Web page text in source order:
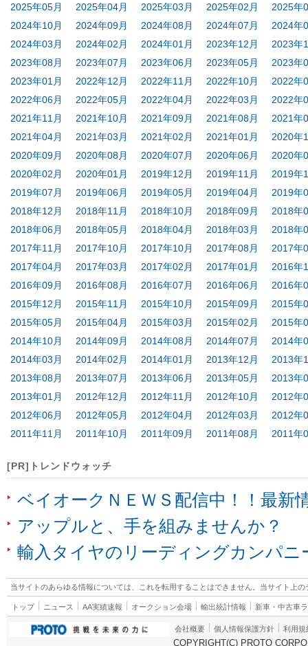
2025年05月
2025年04月 2025年03月 2025年02月
2025年
2024年10月
2024年09月 2024年08月 2024年07月
2024年
2024年03月
2024年02月 2024年01月 2023年12月
2023年
2023年08月
2023年07月 2023年06月 2023年05月
2023年
2023年01月
2022年12月 2022年11月 2022年10月
2022年
2022年06月
2022年05月 2022年04月 2022年03月
2022年
2021年11月
2021年10月 2021年09月 2021年08月
2021年
2021年04月
2021年03月 2021年02月 2021年01月
2020年
2020年09月
2020年08月 2020年07月 2020年06月
2020年
2020年02月
2020年01月 2019年12月 2019年11月
2019年
2019年07月
2019年06月 2019年05月 2019年04月
2019年
2018年12月
2018年11月 2018年10月 2018年09月
2018年
2018年06月
2018年05月 2018年04月 2018年03月
2018年
2017年11月
2017年10月 2017年10月 2017年08月
2017年
2017年04月
2017年03月 2017年02月 2017年01月
2016年
2016年09月
2016年08月 2016年07月 2016年06月
2016年
2015年12月
2015年11月 2015年10月 2015年09月
2015年
2015年05月
2015年04月 2015年03月 2015年02月
2015年
2014年10月
2014年09月 2014年08月 2014年07月
2014年
2014年03月
2014年02月 2014年01月 2013年12月
2013年
2013年08月
2013年07月 2013年06月 2013年05月
2013年
2013年01月
2012年12月 2012年11月 2012年10月
2012年
2012年06月
2012年05月 2012年04月 2012年03月
2012年
2011年11月
2011年10月 2011年09月 2011年08月 2011年
[PR]トレンドウォッチ
ベイオークＮＥＷＳ配信中！！最新
アップルと、手を組みませんか？
輸入タイヤのリーディングカンパニ
当サイトのあらゆる情報については、これを転用することはできません。当サイト上
トップ ニュース AA実績速報 オークション会場 輸出統計情報 新車・中古車
会社概要 個人情報保護方針 利用規
COPYRIGHT(C) PROTO